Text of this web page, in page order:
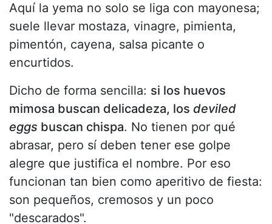
Aquí la yema no solo se liga con mayonesa;
suele llevar mostaza, vinagre, pimienta,
pimentón, cayena, salsa picante o
encurtidos.
Dicho de forma sencilla: si los huevos
mimosa buscan delicadeza, los deviled
eggs buscan chispa. No tienen por qué
abrasar, pero sí deben tener ese golpe
alegre que justifica el nombre. Por eso
funcionan tan bien como aperitivo de fiesta:
son pequeños, cremosos y un poco
"descarados".